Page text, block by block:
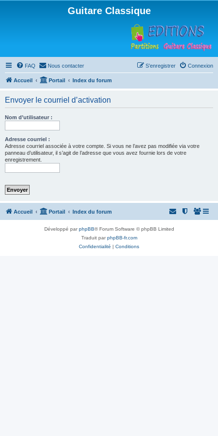
Guitare Classique
FAQ Nous contacter Connexion
S’enregistrer
Accueil Portail Index du forum
Envoyer le courriel d’activation
Nom d’utilisateur :
Adresse courriel :
Adresse courriel associée à votre compte. Si vous ne l’avez pas modifiée via votre
panneau d’utilisateur, il s’agit de l’adresse que vous avez fournie lors de votre
enregistrement.
Accueil Portail Index du forum
Développé parphpBB® Forum Software © phpBB Limited
Traduit parphpBB-fr.com
Confidentialité | Conditions